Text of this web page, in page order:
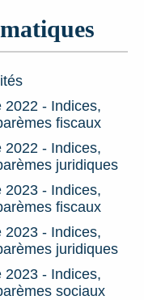
2022 - Indices,
fiscaux
2022 - Indices,
juridiques
2023 - Indices,
fiscaux
2023 - Indices,
juridiques
2023 - Indices,
sociaux